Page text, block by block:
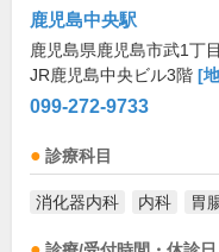
鹿児島中央駅
鹿児島県鹿児島市武1丁
JR鹿児島中央ビル3階 [
099-272-9733
診療科目
消化器内科 内科 胃